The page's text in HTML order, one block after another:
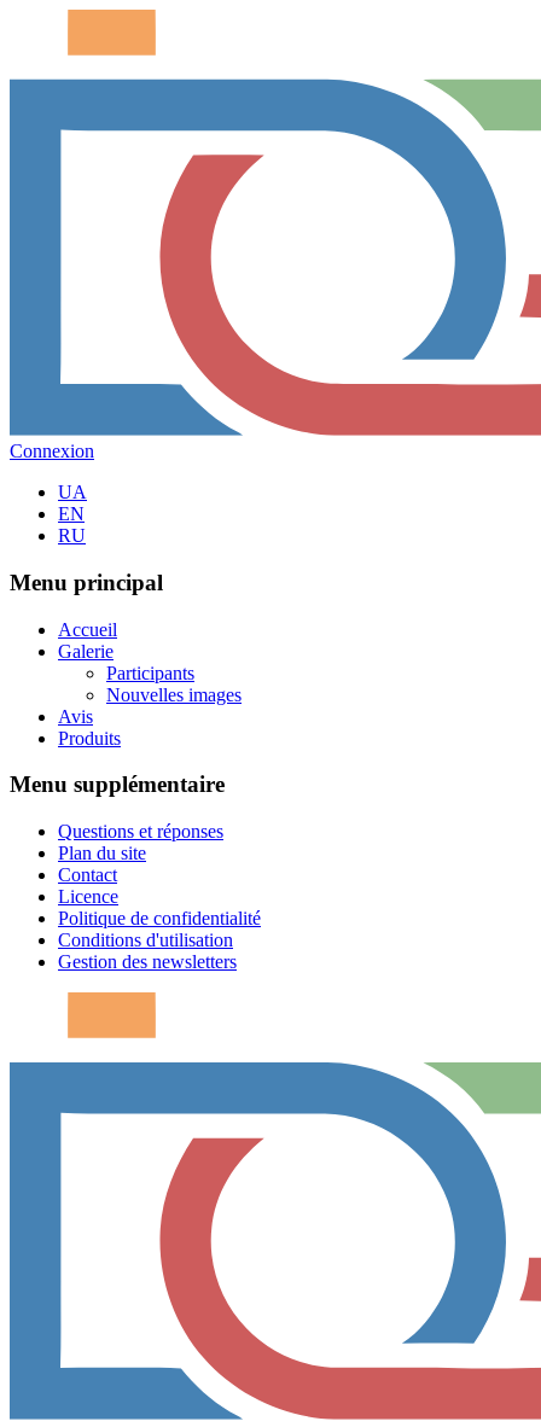
Connexion
UA
EN
RU
Menu principal
Accueil
Galerie
Participants
Nouvelles images
Avis
Produits
Menu supplémentaire
Questions et réponses
Plan du site
Contact
Licence
Politique de confidentialité
Conditions d'utilisation
Gestion des newsletters